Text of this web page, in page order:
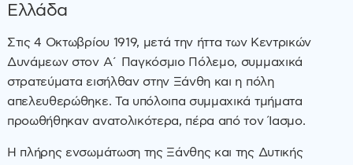
Ελλάδα
Στις 4 Οκτωβρίου 1919, μετά την ήττα των Κεντρικών
Δυνάμεων στον Α΄ Παγκόσμιο Πόλεμο, συμμαχικά
στρατεύματα εισήλθαν στην Ξάνθη και η πόλη
απελευθερώθηκε. Τα υπόλοιπα συμμαχικά τμήματα
προωθήθηκαν ανατολικότερα, πέρα από τον Ίασμο.
Η πλήρης ενσωμάτωση της Ξάνθης και της Δυτικής